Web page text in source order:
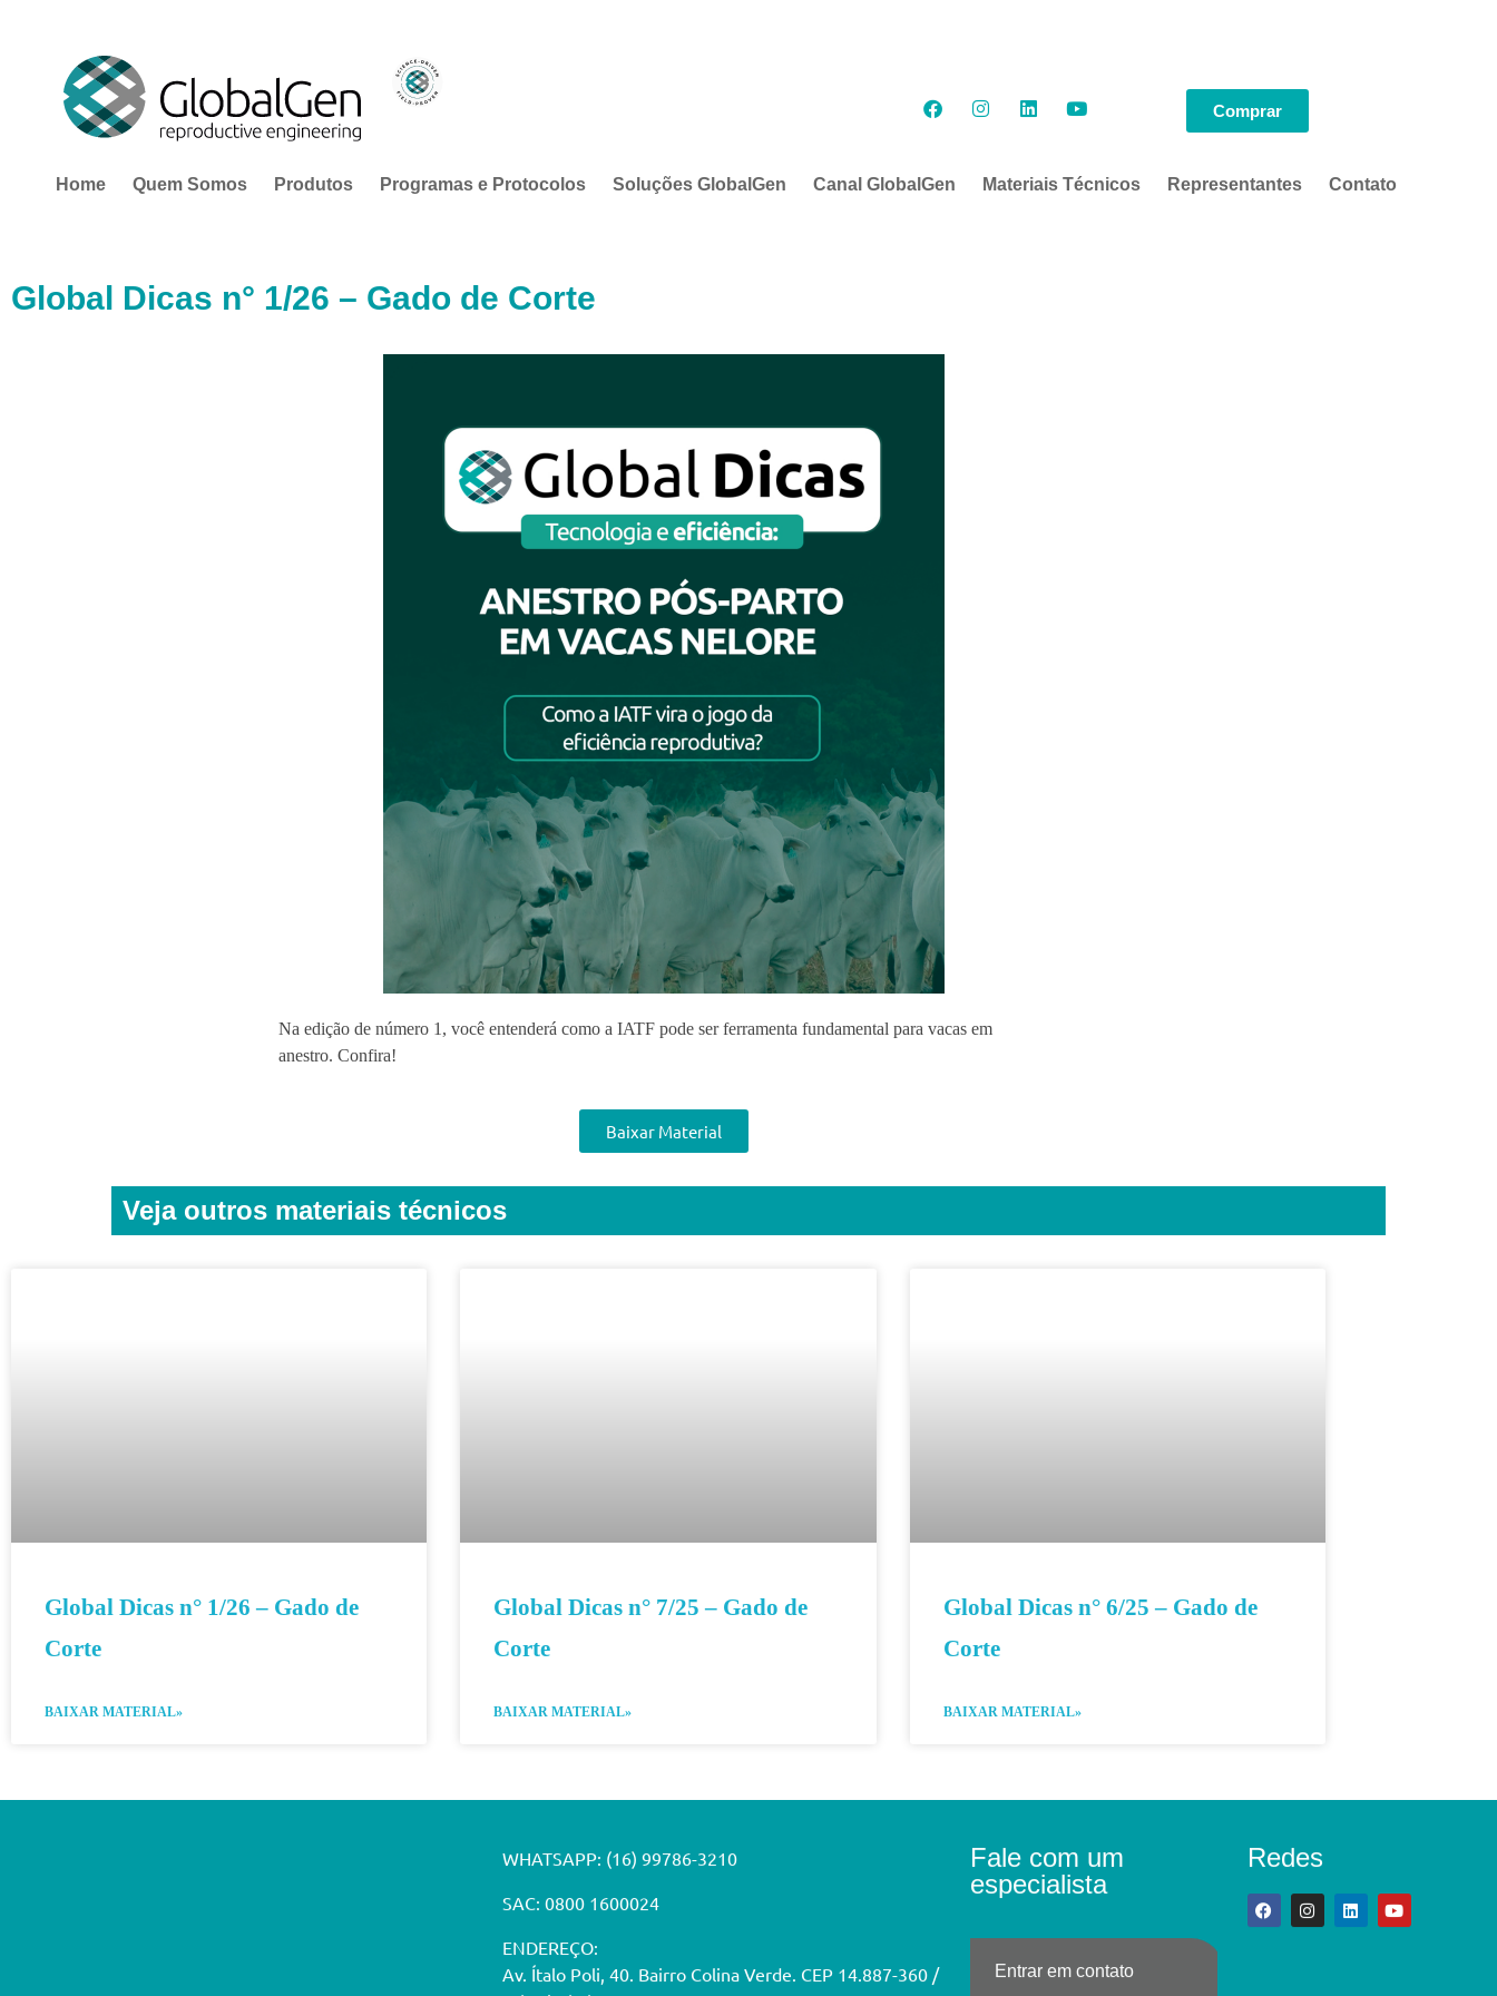
Comprar
Home Quem Somos Produtos Programas e Protocolos Soluções GlobalGen Canal GlobalGen Materiais Técnicos Representantes Contato
Global Dicas n° 1/26 – Gado de Corte
Na edição de número 1, você entenderá como a IATF pode ser ferramenta fundamental para vacas em
anestro. Confira!
Baixar Material
Veja outros materiais técnicos
Global Dicas n° 1/26 – Gado de
Corte
BAIXAR MATERIAL»
Global Dicas n° 7/25 – Gado de
Corte
BAIXAR MATERIAL»
Global Dicas n° 6/25 – Gado de
Corte
BAIXAR MATERIAL»
WHATSAPP: (16) 99786-3210
SAC: 0800 1600024
ENDEREÇO:
Av. Ítalo Poli, 40. Bairro Colina Verde. CEP 14.887-360 /
Fale com um
especialista
Entrar em contato
Redes